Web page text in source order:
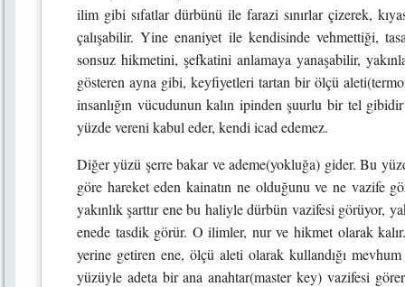
ilim gibi sıfatlar dürbünü ile farazi sınırlar çizerek,
çalışabilir. Yine enaniyet ile kendisinde vehmettiği,
sonsuz hikmetini, şefkatini anlamaya yanaşabilir,
gösteren ayna gibi, keyfiyetleri tartan bir ölçü
insanlığın vücudunun kalın ipinden şuurlu bir tel
yüzde vereni kabul eder, kendi icad edemez.
Diğer yüzü şerre bakar ve ademe(yokluğa) gider. Bu
göre hareket eden kainatın ne olduğunu ve ne vazife
yakınlık şarttır ene bu haliyle dürbün vazifesi görüyor,
enede tasdik görür. O ilimler, nur ve hikmet olarak
yerine getiren ene, ölçü aleti olarak kullandığı
yüzüyle adeta bir ana anahtar(master key) vazifesi